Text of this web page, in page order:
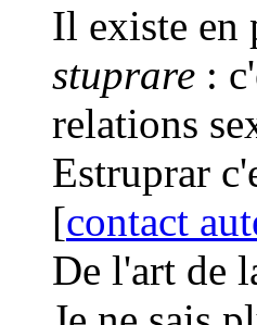
Il existe en
stuprare :
relations
Estruprar
[contact
De l'art de